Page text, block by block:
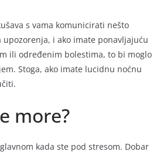
s vama komunicirati nešto
upozorenja, i ako imate ponavljajuću
ili određenim bolestima, to bi moglo
Stoga, ako imate lucidnu noćnu
more?
kada ste pod stresom. Dobar